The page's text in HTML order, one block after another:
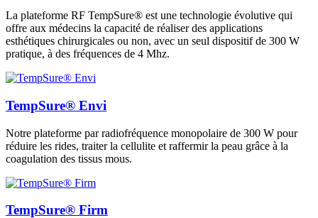
La plateforme RF TempSure® est une technologie évolutive qui
offre aux médecins la capacité de réaliser des applications
esthétiques chirurgicales ou non, avec un seul dispositif de 300 W
pratique, à des fréquences de 4 Mhz.
TempSure® Envi
Notre plateforme par radiofréquence monopolaire de 300 W pour
réduire les rides, traiter la cellulite et raffermir la peau grâce à la
coagulation des tissus mous.
TempSure® Firm